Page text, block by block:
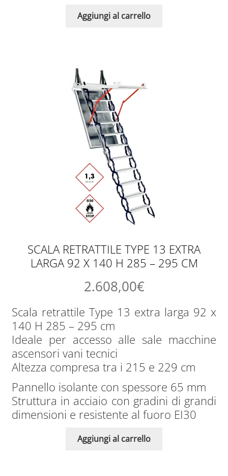
Aggiungi al carrello
SCALA RETRATTILE TYPE 13 EXTRA
LARGA 92 X 140 H 285 – 295 CM
2.608,00€
Scala retrattile Type 13 extra larga 92 x
140 H 285 – 295 cm
Ideale per accesso alle sale macchine
ascensori vani tecnici
Altezza compresa tra i 215 e 229 cm
Pannello isolante con spessore 65 mm
Struttura in acciaio con gradini di grandi
dimensioni e resistente al fuoro EI30
Aggiungi al carrello